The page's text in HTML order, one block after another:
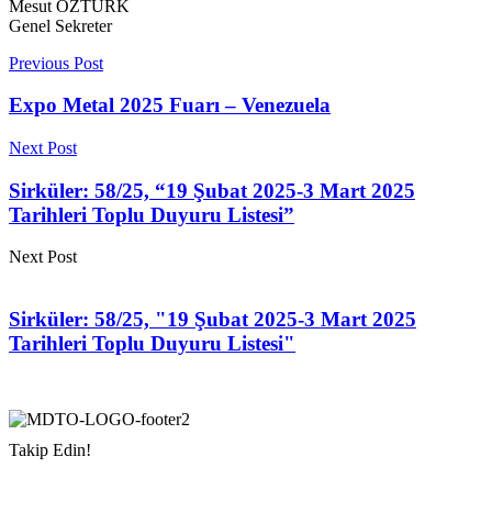
Mesut ÖZTÜRK
Genel Sekreter
Previous Post
Expo Metal 2025 Fuarı – Venezuela
Next Post
Sirküler: 58/25, “19 Şubat 2025-3 Mart 2025
Tarihleri Toplu Duyuru Listesi”
Next Post
Sirküler: 58/25, "19 Şubat 2025-3 Mart 2025
Tarihleri Toplu Duyuru Listesi"
Takip Edin!